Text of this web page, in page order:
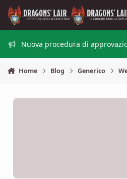
Vai al contenuto
Nuova procedura di
Home Blog Generico